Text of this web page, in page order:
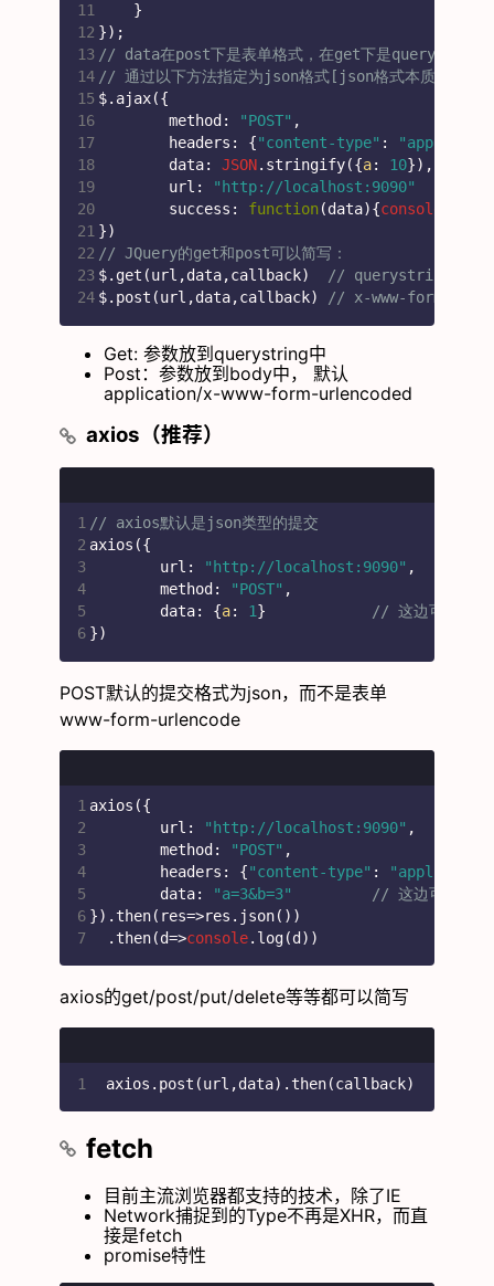
11
12
13
14
15
16
17
18
19
20
21
22
23
24
    }
});
// data在post下是表单格式，在get下是querystring
// 通过以下方法指定为json格式[json格式本质就是
$.ajax({
	method:
"POST" ,
	headers: {
"content-type" :
	data:
JSON.stringify({a: 10}),
	url:
"http://localhost:9090"
	success:
function (data){console
})
// JQuery的get和post可以简写：
$.get(url,data,callback)
// querystring格式
$.post(url,data,callback)
// x-www-form-
Get: 参数放到querystring中
Post：参数放到body中， 默认
application/x-www-form-urlencoded
axios（推荐）
1
2
3
4
5
6
// axios默认是json类型的提交
axios({
	url:
"http://localhost:9090" ,
	method:
"POST" ,
	data: {
a: 1
// 这边可以直
})
POST默认的提交格式为json，而不是表单
www-form-urlencode
1
2
3
4
5
6
7
axios({
	url:
"http://localhost:9090" ,
	method:
"POST" ,
	headers: {
"content-type" :
	data:
"a=3&b=3"
// 这边可以直
}).then( res=>res.json())
  .then(
d=>console.log(d))
axios的get/post/put/delete等等都可以简写
1 axios.post(url,data).then(callback)
fetch
目前主流浏览器都支持的技术，除了IE
Network捕捉到的Type不再是XHR，而直
接是fetch
promise特性